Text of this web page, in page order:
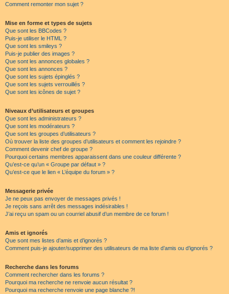
Comment remonter mon sujet ?
Mise en forme et types de sujets
Que sont les BBCodes ?
Puis-je utiliser le HTML ?
Que sont les smileys ?
Puis-je publier des images ?
Que sont les annonces globales ?
Que sont les annonces ?
Que sont les sujets épinglés ?
Que sont les sujets verrouillés ?
Que sont les icônes de sujet ?
Niveaux d’utilisateurs et groupes
Que sont les administrateurs ?
Que sont les modérateurs ?
Que sont les groupes d’utilisateurs ?
Où trouver la liste des groupes d’utilisateurs et comment les rejoindre ?
Comment devenir chef de groupe ?
Pourquoi certains membres apparaissent dans une couleur différente ?
Qu’est-ce qu’un « Groupe par défaut » ?
Qu’est-ce que le lien « L’équipe du forum » ?
Messagerie privée
Je ne peux pas envoyer de messages privés !
Je reçois sans arrêt des messages indésirables !
J’ai reçu un spam ou un courriel abusif d’un membre de ce forum !
Amis et ignorés
Que sont mes listes d’amis et d’ignorés ?
Comment puis-je ajouter/supprimer des utilisateurs de ma liste d’amis ou d’ignorés ?
Recherche dans les forums
Comment rechercher dans les forums ?
Pourquoi ma recherche ne renvoie aucun résultat ?
Pourquoi ma recherche renvoie une page blanche ?!